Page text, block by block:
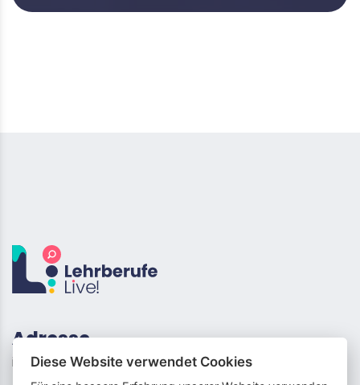
Adresse
info (at) lehrberufe-live.ch
Diese Website verwendet Cookies